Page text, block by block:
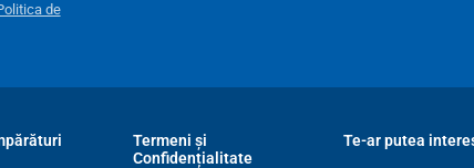
de
Termeni și
Confidențialitate
Te-ar putea